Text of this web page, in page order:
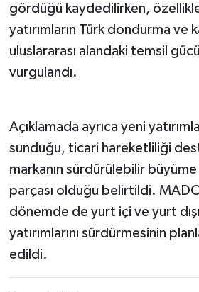
gördüğü kaydedilirken, özellikle
yatırımların Türk dondurma ve
uluslararası alandaki temsil
vurgulandı.
Açıklamada ayrıca yeni
sunduğu, ticari hareketliliği
markanın sürdürülebilir
parçası olduğu belirtildi.
dönemde de yurt içi ve yurt
yatırımlarını sürdürmesinin
edildi.